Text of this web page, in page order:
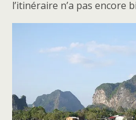
l’itinéraire n’a pas encore